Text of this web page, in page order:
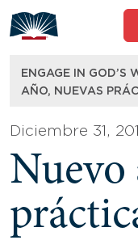
to
content
ENGAGE IN GOD’S
AÑO, NUEVAS
Diciembre 31,
Nuevo